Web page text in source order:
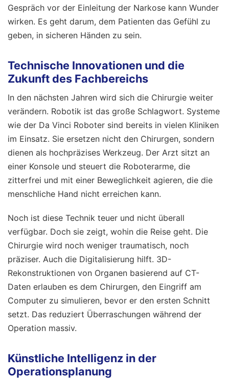
Gespräch vor der Einleitung der Narkose kann Wunder
wirken. Es geht darum, dem Patienten das Gefühl zu
geben, in sicheren Händen zu sein.
Technische Innovationen und die
Zukunft des Fachbereichs
In den nächsten Jahren wird sich die Chirurgie weiter
verändern. Robotik ist das große Schlagwort. Systeme
wie der Da Vinci Roboter sind bereits in vielen Kliniken
im Einsatz. Sie ersetzen nicht den Chirurgen, sondern
dienen als hochpräzises Werkzeug. Der Arzt sitzt an
einer Konsole und steuert die Roboterarme, die
zitterfrei und mit einer Beweglichkeit agieren, die die
menschliche Hand nicht erreichen kann.
Noch ist diese Technik teuer und nicht überall
verfügbar. Doch sie zeigt, wohin die Reise geht. Die
Chirurgie wird noch weniger traumatisch, noch
präziser. Auch die Digitalisierung hilft. 3D-
Rekonstruktionen von Organen basierend auf CT-
Daten erlauben es dem Chirurgen, den Eingriff am
Computer zu simulieren, bevor er den ersten Schnitt
setzt. Das reduziert Überraschungen während der
Operation massiv.
Künstliche Intelligenz in der
Operationsplanung